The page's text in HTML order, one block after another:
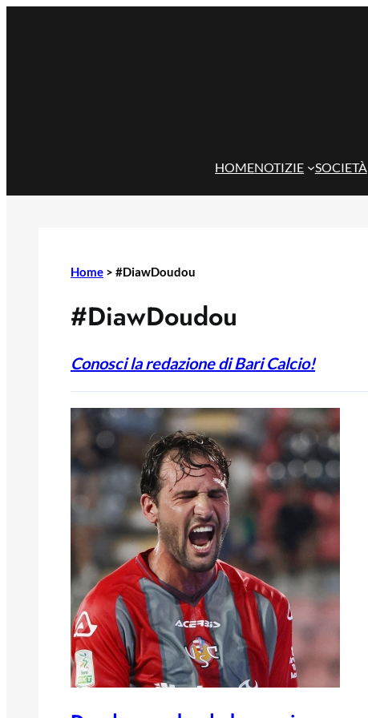
HOMENOTIZIE SOCIETÀ
Home > #DiawDoudou
#DiawDoudou
Conosci la redazione di Bari Calcio!